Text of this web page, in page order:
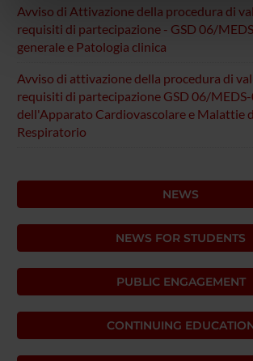
informazioni sul modo in cui utilizzi il
nostri partner che si occupano di analisi
pubblicità e social media, i quali
raccolto dal tuo utilizzo dei loro servizi.
Avviso di Attivazione della procedura di
requisiti di partecipazione - GSD 06/
generale e Patologia clinica
Avviso di attivazione della procedura di
requisiti di partecipazione GSD 06/
dell'Apparato Cardiovascolare e Malattie
Respiratorio
NEWS
NEWS FOR STUDENTS
PUBLIC ENGAGEMENT
CONTINUING